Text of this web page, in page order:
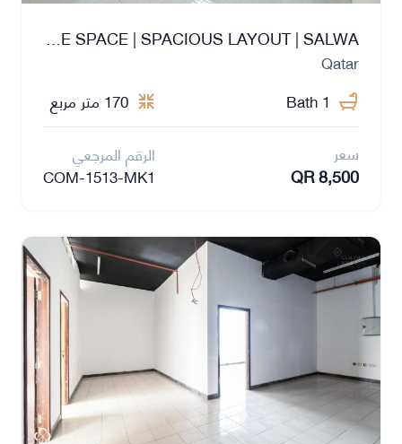
FITTED OFFICE SPACE | SPACIOUS LAYOUT | SALWA
Qatar
1 Bath
170 متر مربع
سعر
QR 8,500
الرقم المرجعي
COM-1513-MK1